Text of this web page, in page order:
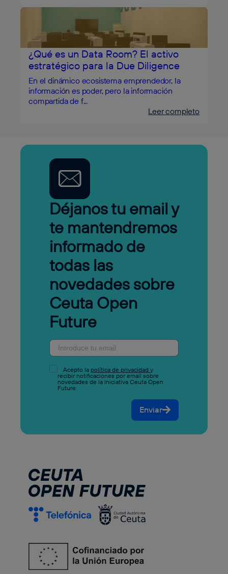
¿Qué es un Data Room? El activo
estratégico para la Due Diligence
En el dinámico ecosistema emprendedor, la
información es poder, pero la información
compartida de f...
Leer completo
Déjanos tu email y
te mantendremos
informado de
todas las
novedades sobre
Ceuta Open
Future
Acepto la política de privacidad y
recibir notificaciones por email sobre
novedades de la iniciativa Ceuta Open
Future.
Enviar